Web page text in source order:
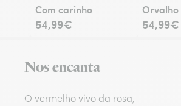
Com carinho
54,99€
Orvalho
54,99€
Nos encanta
O vermelho vivo da rosa,